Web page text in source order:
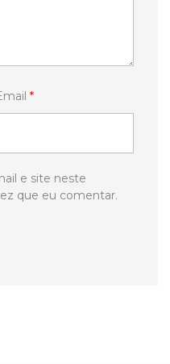
*
e site neste
que eu comentar.